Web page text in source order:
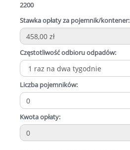
2200
Stawka opłaty za pojemnik/kontener:
Częstotliwość odbioru odpadów:
Liczba pojemników:
Kwota opłaty: